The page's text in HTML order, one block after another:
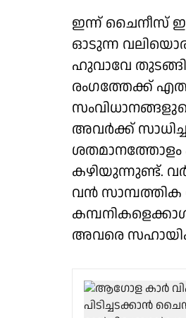
ഇന്ന് ചൈനീസ്
ഓടുന്ന
ഹുവാവേ
രംഗത്തേക്ക്
അവർക്ക്
കഴിയുന്നുണ്ട്.
വൻ
അവരെ